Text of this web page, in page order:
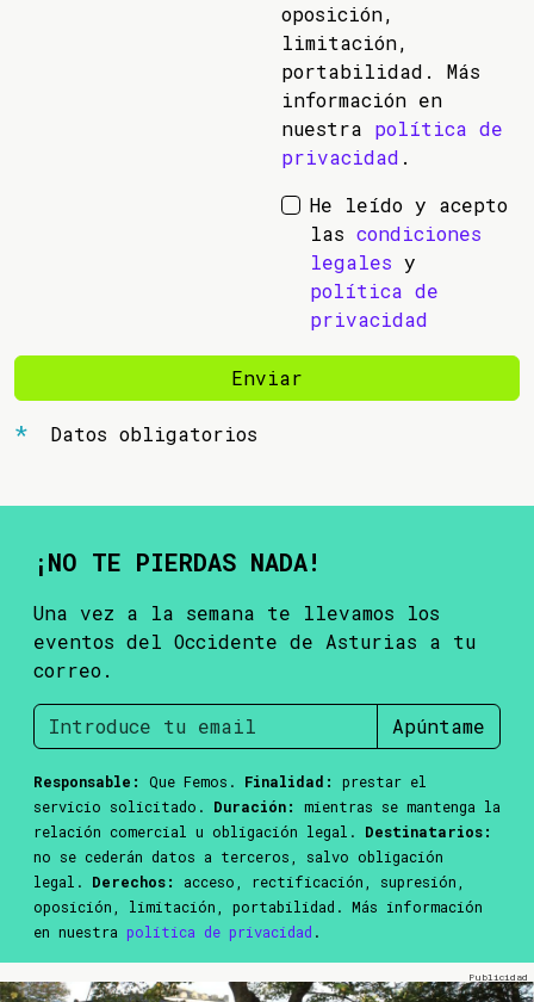
oposición,
limitación,
portabilidad. Más
información en
nuestra política de
privacidad .
He leído y acepto
las condiciones
legales y
política de
privacidad
Enviar
Datos obligatorios
¡NO TE PIERDAS NADA!
Una vez a la semana te llevamos los
eventos del Occidente de Asturias a tu
correo.
Apúntame
Responsable: Que Femos. Finalidad:
prestar el
servicio solicitado. Duración:
mientras se mantenga la
relación comercial u obligación legal. Destinatarios:
no se cederán datos a terceros, salvo obligación
legal. Derechos:
acceso, rectificación, supresión,
oposición, limitación, portabilidad. Más información
en nuestra política de privacidad .